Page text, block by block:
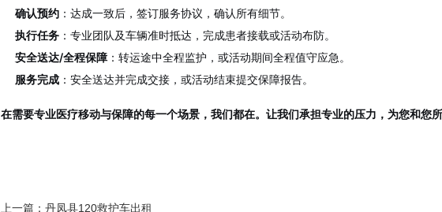
确认预约 ：达成一致后，签订服务协议，确认所有细节。
执行任务 ：专业团队及车辆准时抵达，完成患者接载或活动布防。
安全送达/全程保障 ：转运途中全程监护，或活动期间全程值守应急。
服务完成 ：安全送达并完成交接，或活动结束提交保障报告。
在需要专业医疗移动与保障的每一个场景，我们都在。让我们承担专业的压力，为您和您
上一篇： 丹凤县120救护车出租